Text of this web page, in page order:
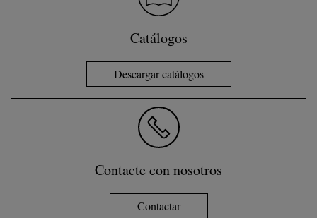
Catálogos
Descargar catálogos
Contacte con nosotros
Contactar